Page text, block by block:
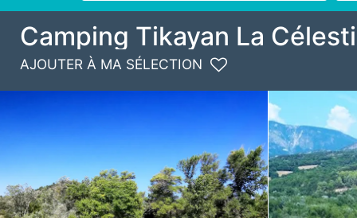
Camping Tikayan La
AJOUTER À MA SÉLECTION